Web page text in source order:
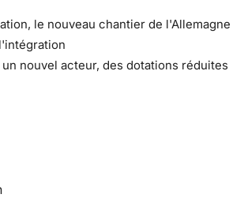
le nouveau chantier de l'Allemagne
nouvel acteur, des dotations réduites